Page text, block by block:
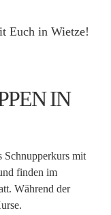
Euch in Wietze!
IN
Schnupperkurs mit
finden im
Während der